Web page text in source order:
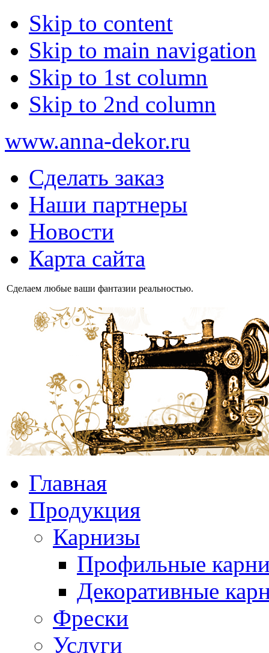
Skip to content
Skip to main navigation
Skip to 1st column
Skip to 2nd column
www.anna-dekor.ru
Сделать заказ
Наши партнеры
Новости
Карта сайта
Сделаем любые ваши фантазии реальностью.
Главная
Продукция
Карнизы
Профильные
Декоративные
Фрески
Услуги